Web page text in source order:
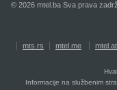
© 2026 mtel.ba Sva prava
mts.rs mtel.me mtel.at
Informacije na službenim